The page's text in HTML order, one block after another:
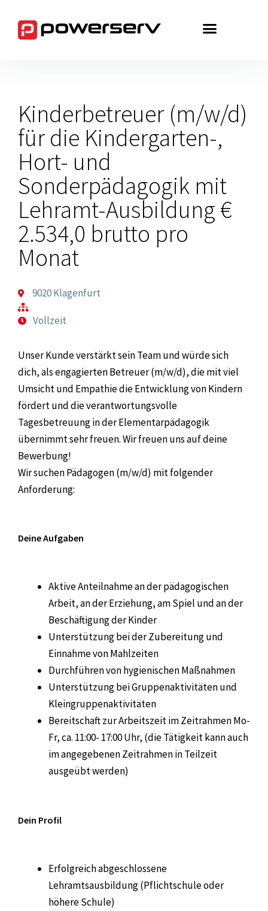
Inhalt
springen
Kinderbetreuer (m/w/d)
für die Kindergarten-,
Hort- und
Sonderpädagogik mit
Lehramt-Ausbildung €
2.534,0 brutto pro
Monat
9020 Klagenfurt
Vollzeit
Unser Kunde verstärkt sein Team und würde sich
dich, als engagierten Betreuer (m/w/d), die mit viel
Umsicht und Empathie die Entwicklung von Kindern
fördert und die verantwortungsvolle
Tagesbetreuung in der Elementarpädagogik
übernimmt sehr freuen. Wir freuen uns auf deine
Bewerbung!
Wir suchen Pädagogen (m/w/d) mit folgender
Anforderung:
Deine Aufgaben
Aktive Anteilnahme an der pädagogischen
Arbeit, an der Erziehung, am Spiel und an der
Beschäftigung der Kinder
Unterstützung bei der Zubereitung und
Einnahme von Mahlzeiten
Durchführen von hygienischen Maßnahmen
Unterstützung bei Gruppenaktivitäten und
Kleingruppenaktivitäten
Bereitschaft zur Arbeitszeit im Zeitrahmen Mo-
Fr, ca. 11:00- 17:00 Uhr, (die Tätigkeit kann auch
im angegebenen Zeitrahmen in Teilzeit
ausgeübt werden)
Dein Profil
Erfolgreich abgeschlossene
Lehramtsausbildung (Pflichtschule oder
höhere Schule)